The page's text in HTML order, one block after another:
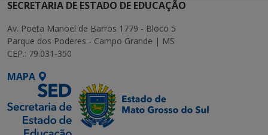
SECRETARIA DE ESTADO DE EDUCAÇÃO
Av. Poeta Manoel de Barros 1779 - Bloco 5
Parque dos Poderes - Campo Grande | MS
CEP.: 79.031-350
MAPA